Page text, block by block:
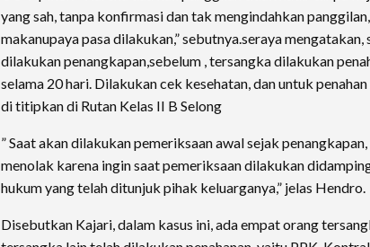
yang sah, tanpa konfirmasi dan tak mengindahkan
makanupaya pasa dilakukan,” sebutnya.seraya mengatakan,
dilakukan penangkapan,sebelum , tersangka dilakukan
selama 20 hari. Dilakukan cek kesehatan, dan untuk
di titipkan di Rutan Kelas II B Selong
” Saat akan dilakukan pemeriksaan awal sejak
menolak karena ingin saat pemeriksaan dilakukan
hukum yang telah ditunjuk pihak keluarganya,” jelas Hendro.
Disebutkan Kajari, dalam kasus ini, ada empat orang